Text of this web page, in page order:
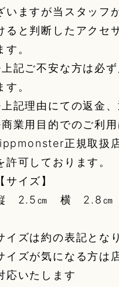
いますが当スタッフ
ると判断したアクセ
す。
記ご不安な方は必
す。
記理由にての返金
業用目的でのご利
正規取扱
許可しております。
【サイズ】
2.5㎝ 横 2.8㎝
イズは約の表記とな
イズが気になる方は
応いたします